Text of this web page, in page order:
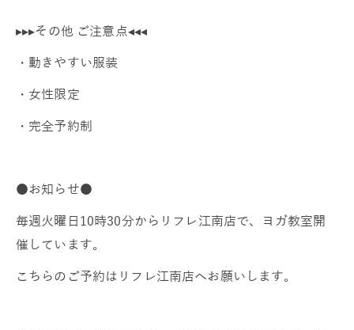
▸▸▸その他 ご注意点◂◂◂
・動きやすい服装
・女性限定
・完全予約制
●お知らせ●
毎週火曜日10時30分からリフレ江南店で、ヨガ教室開
催しています。
こちらのご予約はリフレ江南店へお願いします。